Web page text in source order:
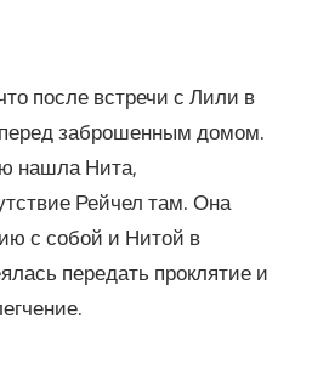
после встречи с Лили в
заброшенным домом.
нашла Нита,
Рейчел там. Она
с собой и Нитой в
передать проклятие и